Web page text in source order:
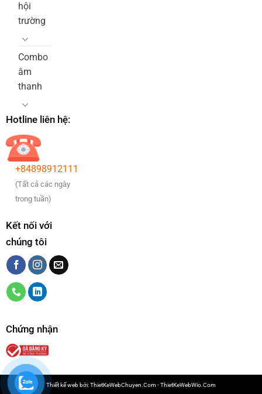
hội
trường
Combo
âm
thanh
Hotline liên hệ:
+84898912111
(Tất cả các ngày
trong tuần)
Kết nối với
chúng tôi
Chứng nhận
Thiết kế web bởi:ThietKeWebChuyen.Com-ThietKeWebWio.Com